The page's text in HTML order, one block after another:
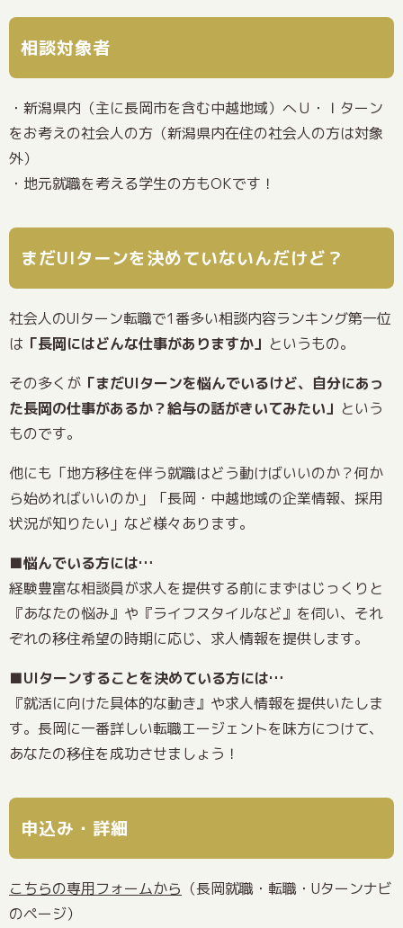
相談対象者
・新潟県内（主に長岡市を含む中越地域）へＵ・Ｉターン
をお考えの社会人の方（新潟県内在住の社会人の方は対象
外）
・地元就職を考える学生の方もOKです！
まだUIターンを決めていないんだけど？
社会人のUIターン転職で1番多い相談内容ランキング第一位
は 「長岡にはどんな仕事がありますか」 というもの。
その多くが 「まだUIターンを悩んでいるけど、自分にあっ
た長岡の仕事があるか？給与の話がきいてみたい」 という
ものです。
他にも「地方移住を伴う就職はどう動けばいいのか？何か
ら始めればいいのか」「長岡・中越地域の企業情報、採用
状況が知りたい」など様々あります。
■悩んでいる方には…
経験豊富な相談員が求人を提供する前にまずはじっくりと
『あなたの悩み』や『ライフスタイルなど』を伺い、それ
ぞれの移住希望の時期に応じ、求人情報を提供します。
■UIターンすることを決めている方には…
『就活に向けた具体的な動き』や求人情報を提供いたしま
す。長岡に一番詳しい転職エージェントを味方につけて、
あなたの移住を成功させましょう！
申込み・詳細
こちらの専用フォームから （長岡就職・転職・Uターンナビ
のページ）